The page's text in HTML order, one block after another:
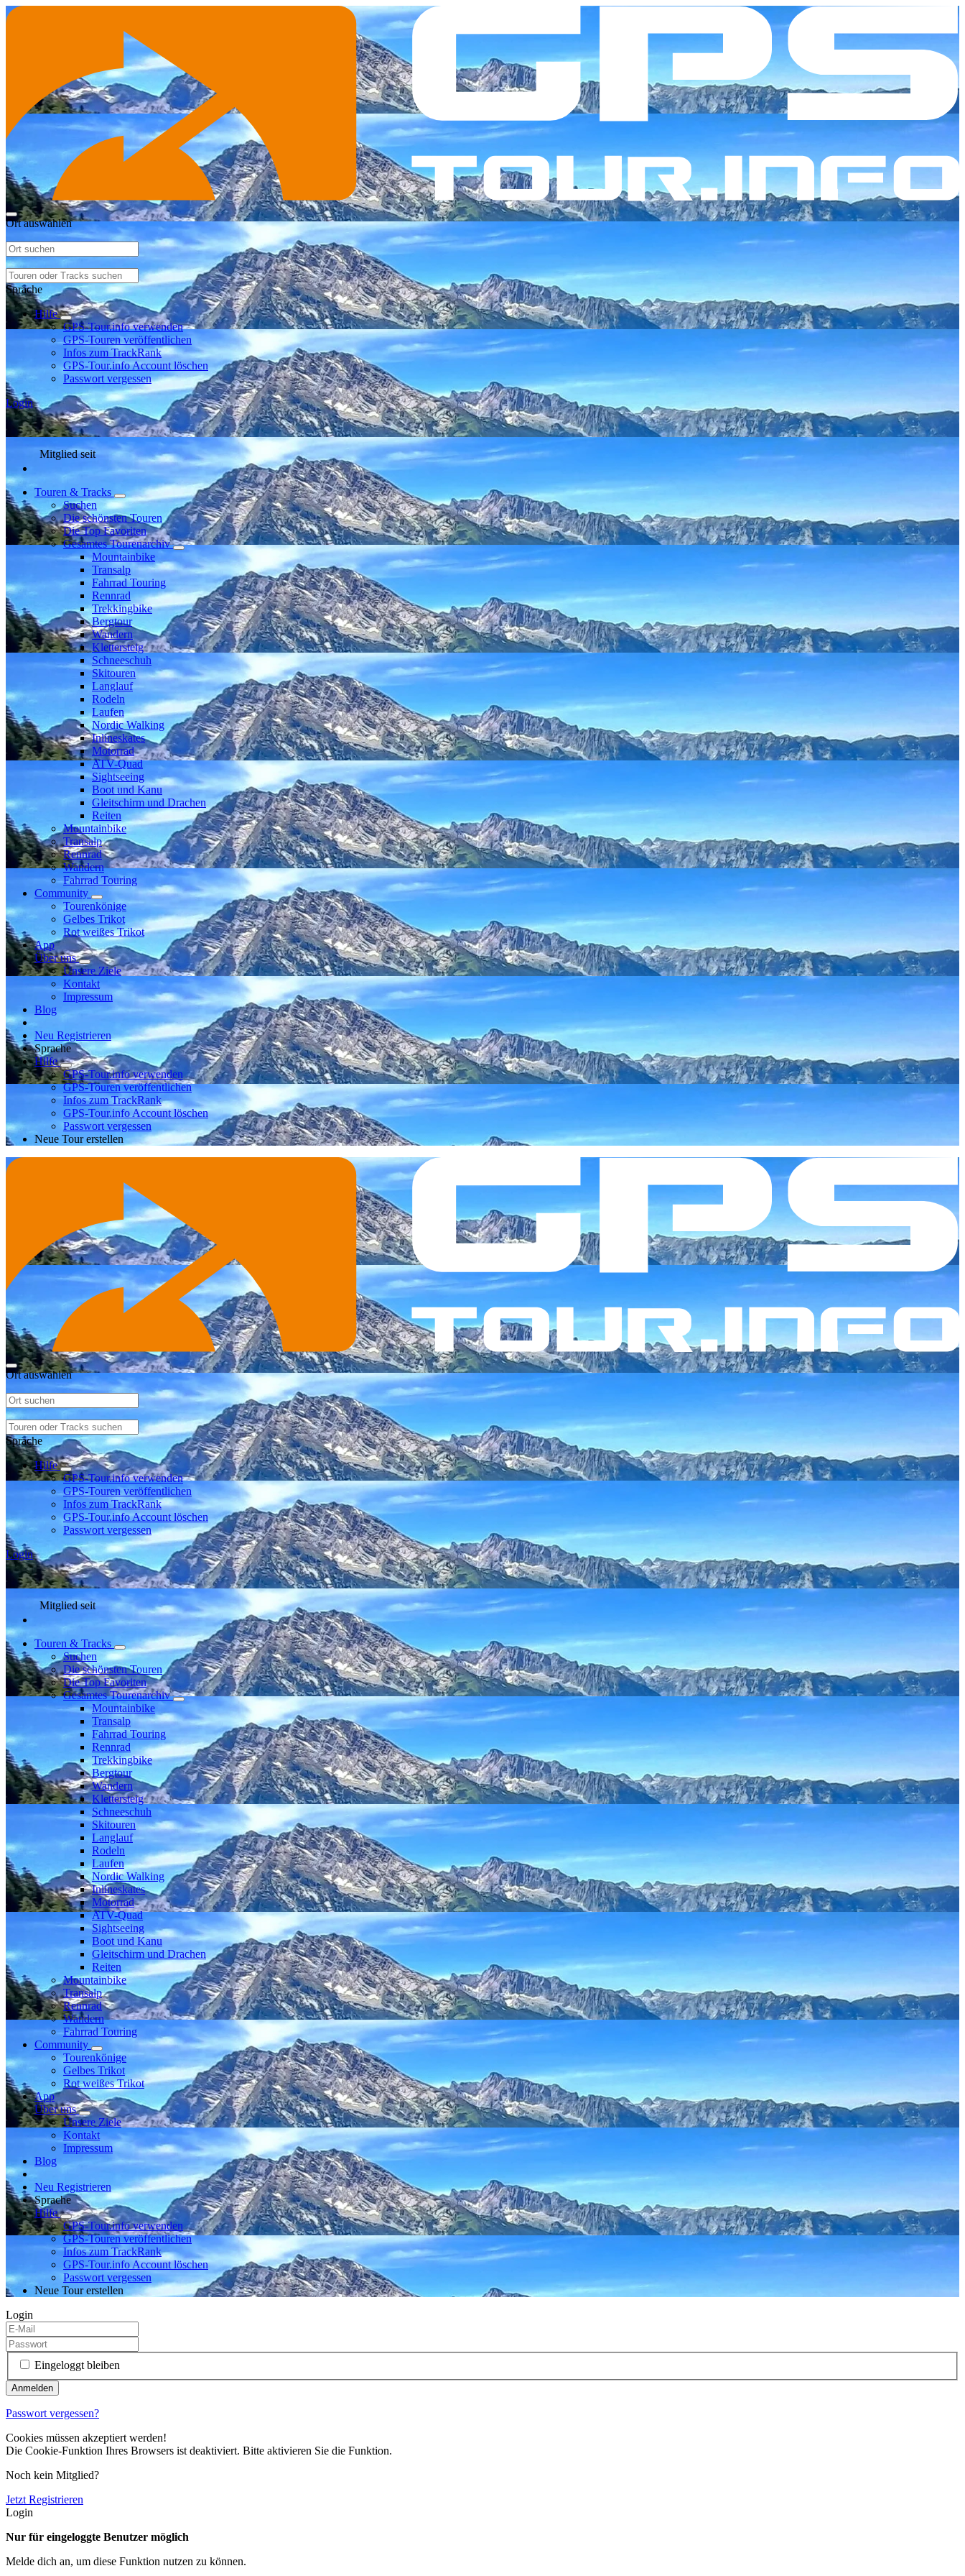
Ort auswählen
Sprache
Hilfe
GPS-Tour.info verwenden
GPS-Touren veröffentlichen
Infos zum TrackRank
GPS-Tour.info Account löschen
Passwort vergessen
Login
Mitglied seit
Touren & Tracks
Suchen
Die schönsten Touren
Die Top Favoriten
Gesamtes Tourenarchiv
Mountainbike
Transalp
Fahrrad Touring
Rennrad
Trekkingbike
Bergtour
Wandern
Klettersteig
Schneeschuh
Skitouren
Langlauf
Rodeln
Laufen
Nordic Walking
Inlineskates
Motorrad
ATV-Quad
Sightseeing
Boot und Kanu
Gleitschirm und Drachen
Reiten
Mountainbike
Transalp
Rennrad
Wandern
Fahrrad Touring
Community
Tourenkönige
Gelbes Trikot
Rot weißes Trikot
App
Über uns
Unsere Ziele
Kontakt
Impressum
Blog
Neu Registrieren
Sprache
Hilfe
GPS-Tour.info verwenden
GPS-Touren veröffentlichen
Infos zum TrackRank
GPS-Tour.info Account löschen
Passwort vergessen
Neue Tour erstellen
Ort auswählen
Sprache
Hilfe
GPS-Tour.info verwenden
GPS-Touren veröffentlichen
Infos zum TrackRank
GPS-Tour.info Account löschen
Passwort vergessen
Login
Mitglied seit
Touren & Tracks
Suchen
Die schönsten Touren
Die Top Favoriten
Gesamtes Tourenarchiv
Mountainbike
Transalp
Fahrrad Touring
Rennrad
Trekkingbike
Bergtour
Wandern
Klettersteig
Schneeschuh
Skitouren
Langlauf
Rodeln
Laufen
Nordic Walking
Inlineskates
Motorrad
ATV-Quad
Sightseeing
Boot und Kanu
Gleitschirm und Drachen
Reiten
Mountainbike
Transalp
Rennrad
Wandern
Fahrrad Touring
Community
Tourenkönige
Gelbes Trikot
Rot weißes Trikot
App
Über uns
Unsere Ziele
Kontakt
Impressum
Blog
Neu Registrieren
Sprache
Hilfe
GPS-Tour.info verwenden
GPS-Touren veröffentlichen
Infos zum TrackRank
GPS-Tour.info Account löschen
Passwort vergessen
Neue Tour erstellen
Login
Eingeloggt bleiben
Passwort vergessen?
Cookies müssen akzeptiert werden!
Die Cookie-Funktion Ihres Browsers ist deaktiviert. Bitte aktivieren Sie die Funktion.
Noch kein Mitglied?
Jetzt Registrieren
Login
Nur für eingeloggte Benutzer möglich
Melde dich an, um diese Funktion nutzen zu können.